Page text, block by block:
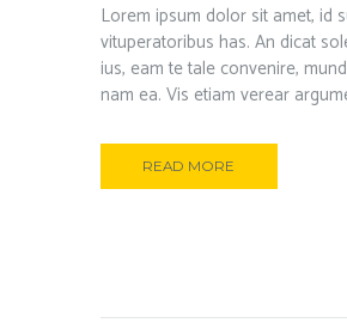
Lorem ipsum dolor sit amet, id
vituperatoribus has. An dicat
ius, eam te tale convenire,
nam ea. Vis etiam verear
READ MORE